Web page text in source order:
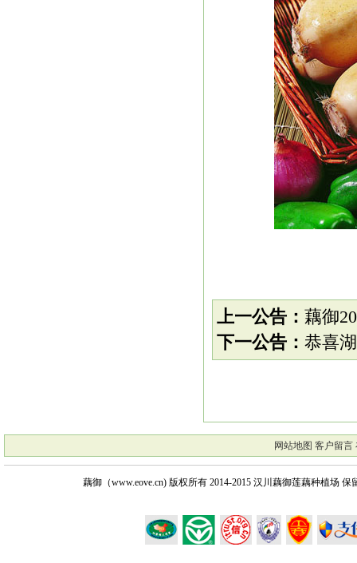
上一公告： 藕御
下一公告： 恭喜
网站地图 客户留言
藕御（www.eove.cn) 版权所有2014-2015 汉川藕御莲藕种植场 保